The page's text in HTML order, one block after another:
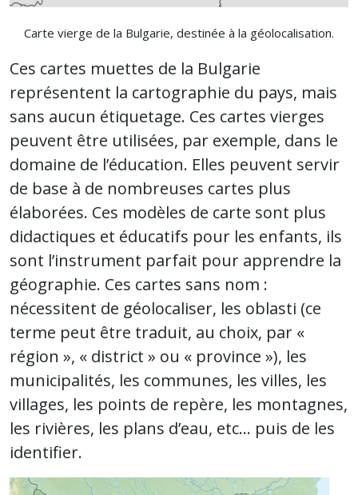
Carte vierge de la Bulgarie, destinée à la géolocalisation.
Ces cartes muettes de la Bulgarie
représentent la cartographie du pays, mais
sans aucun étiquetage. Ces cartes vierges
peuvent être utilisées, par exemple, dans le
domaine de l’éducation. Elles peuvent servir
de base à de nombreuses cartes plus
élaborées. Ces modèles de carte sont plus
didactiques et éducatifs pour les enfants, ils
sont l’instrument parfait pour apprendre la
géographie. Ces cartes sans nom :
nécessitent de géolocaliser, les oblasti (ce
terme peut être traduit, au choix, par «
région », « district » ou « province »), les
municipalités, les communes, les villes, les
villages, les points de repère, les montagnes,
les rivières, les plans d’eau, etc… puis de les
identifier.